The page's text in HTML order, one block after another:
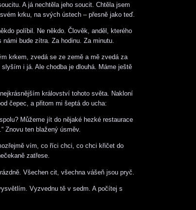
A já nechtěla jeho soucit. Chtěla jsem
krku, na svých ústech – přesně jako teď.
políbil. Ne někdo. Člověk, anděl, kterého
bude zítra. Za hodinu. Za minutu.
krkem, zvedá se ze země a mě zvedá za
i já. Ale chodba je dlouhá. Máme ještě
království tohoto světa. Nakloní
čepec, a přitom mi šeptá do ucha:
Můžeme jít do nějaké hezké restaurace
Znovu ten blažený úsměv.
vím, co říci chci, co chci křičet do
zatřese.
Všechen cit, všechna vášeň jsou pryč.
Vyzvednu tě v sedm. A počítej s